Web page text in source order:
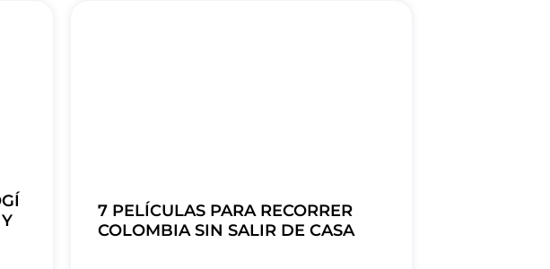
7 PELÍCULAS PARA RECORRER
COLOMBIA SIN SALIR DE CASA